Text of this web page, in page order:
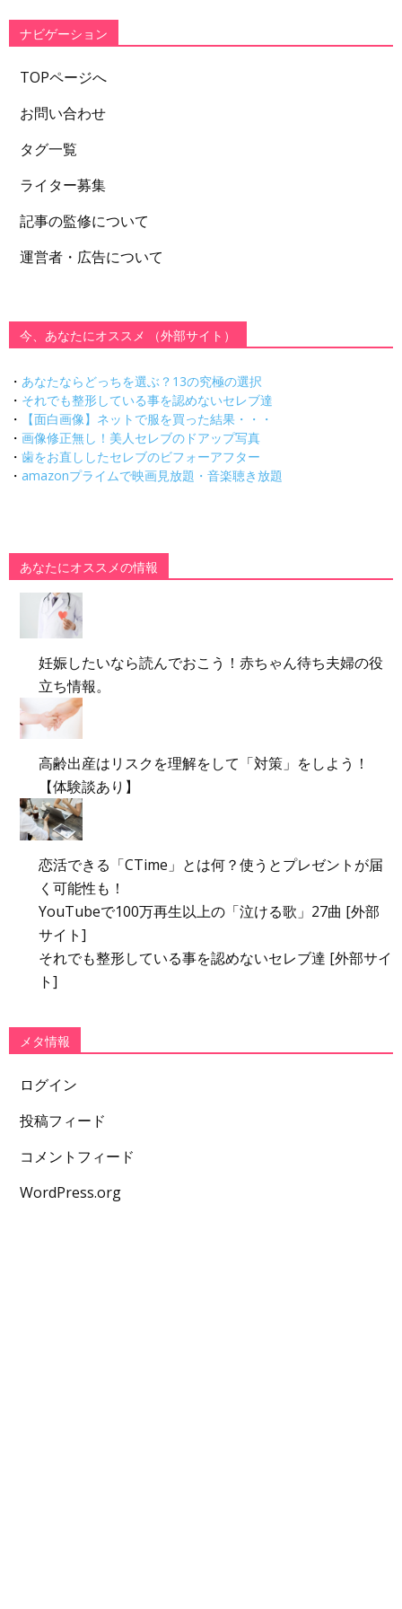
ー
ナビゲーション
TOPページへ
お問い合わせ
タグ一覧
ライター募集
記事の監修について
運営者・広告について
今、あなたにオススメ （外部サイト）
・ あなたならどっちを選ぶ？13の究極の選択
・ それでも整形している事を認めないセレブ達
・
【面白画像】ネットで服を買った結果・・・
・ 画像修正無し！美人セレブのドアップ写真
・ 歯をお直ししたセレブのビフォーアフター
・ amazonプライムで映画見放題・音楽聴き放題
あなたにオススメの情報
妊娠したいなら読んでおこう！赤ちゃん待ち夫婦の役
立ち情報。
高齢出産はリスクを理解をして「対策」をしよう！
【体験談あり】
恋活できる「CTime」とは何？使うとプレゼントが届
く可能性も！
YouTubeで100万再生以上の「泣ける歌」27曲 [外部
サイト]
それでも整形している事を認めないセレブ達 [外部サイ
ト]
メタ情報
ログイン
投稿フィード
コメントフィード
WordPress.org